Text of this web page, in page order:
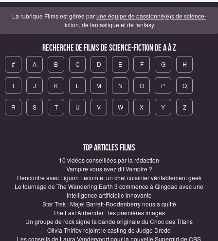
La rubrique Films est gérée parune équipe de passionné(e)s de science-
fiction, de fantastique et de fantasy.
Recherche de Films de science-fiction de A à Z
# A B C D E F G H
I J K L M N O P Q
R S T U V W X Y Z
Top articles Films
10 vidéos conseillées par la rédaction
Vampire vous avez dit Vampire ?
Rencontre avec Liguori Lecomte, un chef cuisinier véritablement geek
Le tournage de The Wandering Earth 3 commence à Qingdao avec une
intelligence artificielle innovante
Star Trek : Majel Barrett-Roddenberry nous a quitté
The Last Airbender : les premières images
Un groupe de rock signe la bande originale du Choc des Titans
Olivia Thirlby rejoint le casting de Judge Dredd
Les conseils de Laura Vandervoort pour la nouvelle Supergirl de CBS